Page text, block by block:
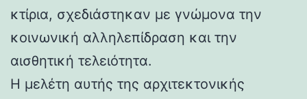
κτίρια, σχεδιάστηκαν με γνώμονα την
κοινωνική αλληλεπίδραση και την
αισθητική τελειότητα.
Η μελέτη αυτής της αρχιτεκτονικής